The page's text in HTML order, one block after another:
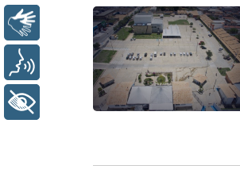
+ Acessibilidade